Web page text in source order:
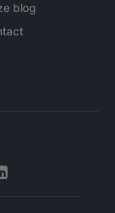
blog